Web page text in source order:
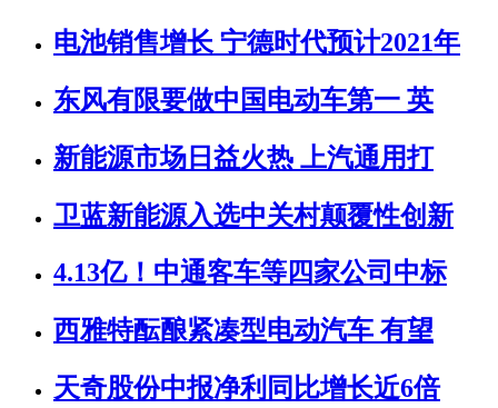
电池销售增长 宁德时代预计2021年
东风有限要做中国电动车第一 英
新能源市场日益火热 上汽通用打
卫蓝新能源入选中关村颠覆性创新
4.13亿！中通客车等四家公司中标
西雅特酝酿紧凑型电动汽车 有望
天奇股份中报净利同比增长近6倍